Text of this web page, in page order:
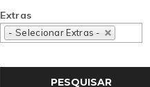
Extras
- Selecionar Extras -
PESQUISAR